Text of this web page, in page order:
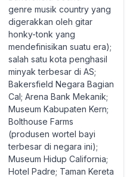
genre musik country yang
digerakkan oleh gitar
honky-tonk yang
mendefinisikan suatu era);
salah satu kota penghasil
minyak terbesar di AS;
Bakersfield Negara Bagian
Cal; Arena Bank Mekanik;
Museum Kabupaten Kern;
Bolthouse Farms
(produsen wortel bayi
terbesar di negara ini);
Museum Hidup California;
Hotel Padre; Taman Kereta